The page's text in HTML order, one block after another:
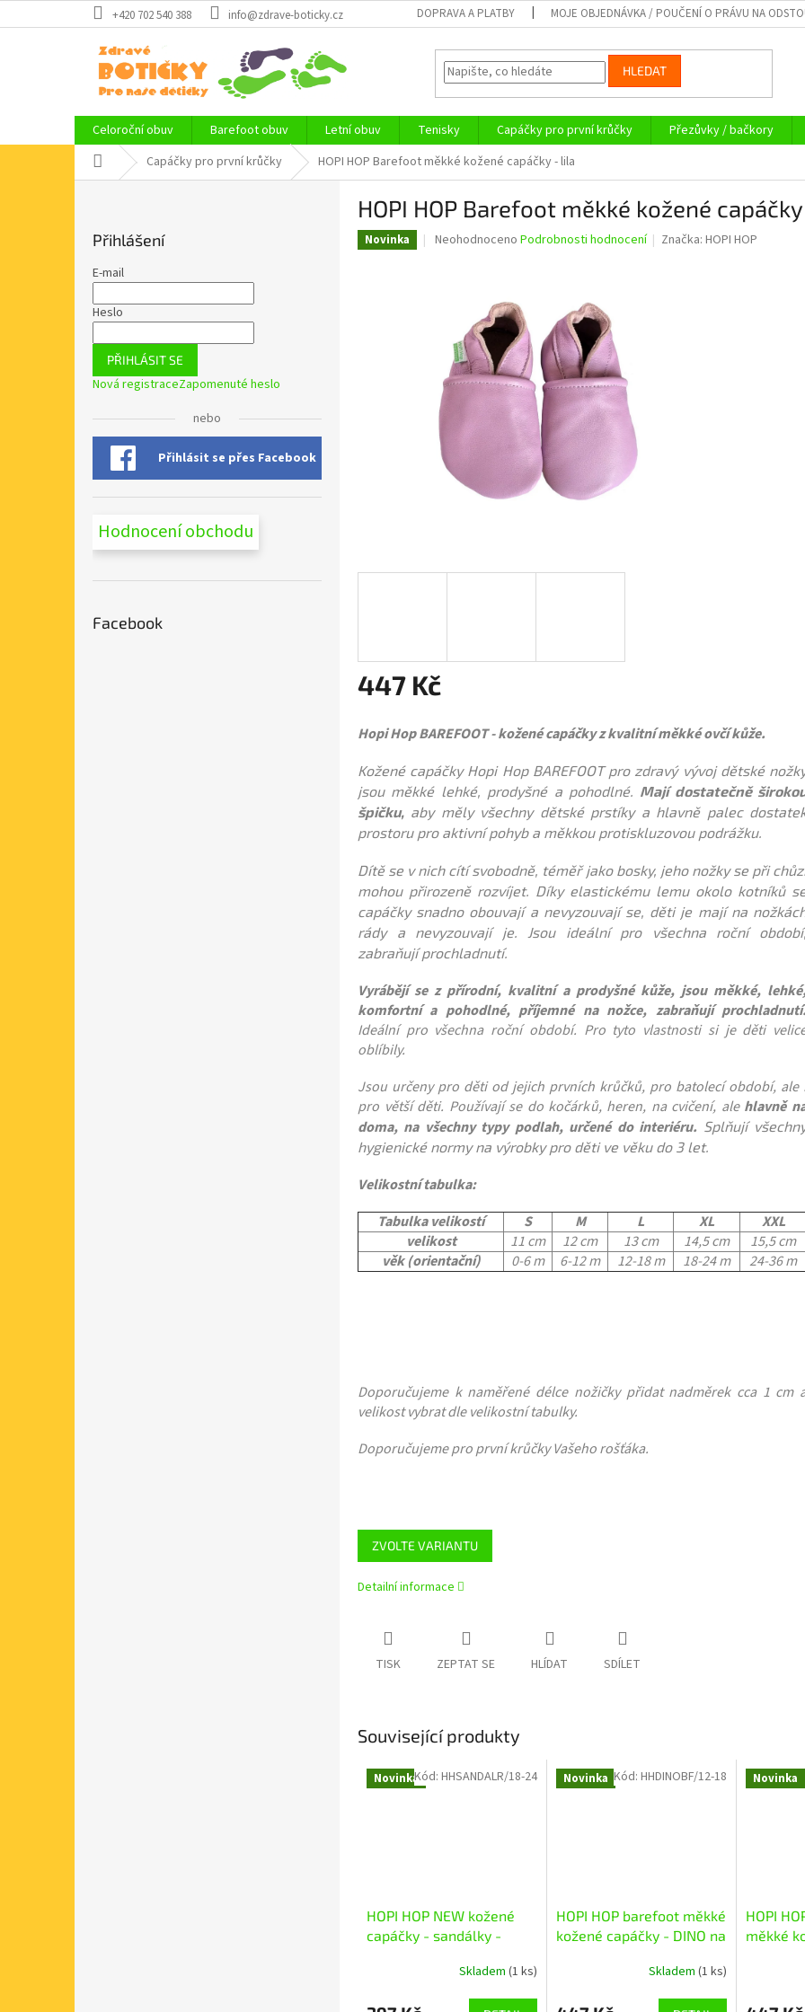
na
+420 702 540 388 info@zdrave-boticky.cz DOPRAVA A PLATBY MOJE OBJEDNÁVKA / POUČENÍ O PRÁVU NA
HLEDAT
Celoroční obuv Barefoot obuv Letní obuv Tenisky Capáčky pro první krůčky
Přezůvky / bačkory
Domů Capáčky pro první krůčky HOPI HOP Barefoot měkké kožené capáčky - lila
Přihlášení
E-mail
Heslo
PŘIHLÁSIT SE
Nová registraceZapomenuté heslo
nebo
Přihlásit se přes Facebook
Hodnocení obchodu
Facebook
HOPI HOP Barefoot měkké kožené
Novinka
Průměrné
hvězdiček.
Neohodnoceno Podrobnosti hodnocení Značka:HOPI HOP
447 Kč
cena:
ZVOLTE VARIANTU
Hopi Hop BAREFOOT - kožené capáčky z kvalitní měkké ovčí kůže.
Kožené capáčky Hopi Hop BAREFOOT pro zdravý vývoj dětské
jsou měkké lehké, prodyšné a pohodlné. Mají dostatečně
špičku, aby měly všechny dětské prstíky a hlavně palec
prostoru pro aktivní pohyb a měkkou protiskluzovou podrážku.
Dítě se v nich cítí svobodně, téměř jako bosky, jeho nožky se při
mohou přirozeně rozvíjet. Díky elastickému lemu okolo kotníků
capáčky snadno obouvají a nevyzouvají se, děti je mají na
rády a nevyzouvají je. Jsou ideální pro všechna roční
zabraňují prochladnutí.
Vyrábějí se z přírodní, kvalitní a prodyšné kůže, jsou měkké,
komfortní a pohodlné, příjemné na nožce, zabraňují
Ideální pro všechna roční období. Pro tyto vlastnosti si je děti
oblíbily.
Jsou určeny pro děti od jejich prvních krůčků, pro batolecí období, ale
pro větší děti. Používají se do kočárků, heren, na cvičení, ale hlavně
doma, na všechny typy podlah, určené do interiéru. Splňují
hygienické normy na výrobky pro děti ve věku do 3 let.
Velikostní tabulka:
Tabulka velikostí
S M L XL
XXL
velikost
11 cm 12 cm 13 cm 14,5 cm
15,5 cm
věk (orientační)
0-6 m 6-12 m 12-18 m 18-24 m 24-36 m
Doporučujeme k naměřené délce nožičky přidat nadměrek cca 1 cm
velikost vybrat dle velikostní tabulky.
Doporučujeme pro první krůčky Vašeho rošťáka.
Detailní informace
TISK ZEPTAT SE HLÍDAT SDÍLET
Související produkty
Novinka
HOPI HOP NEW kožené
capáčky - sandálky -
Skladem (1 ks)
Kód: HHSANDALR/18-24 Novinka
HOPI HOP barefoot měkké
kožené capáčky - DINO na
Skladem (1 ks)
Kód: HHDINOBF/12-18 Novinka
HOPI
měkké